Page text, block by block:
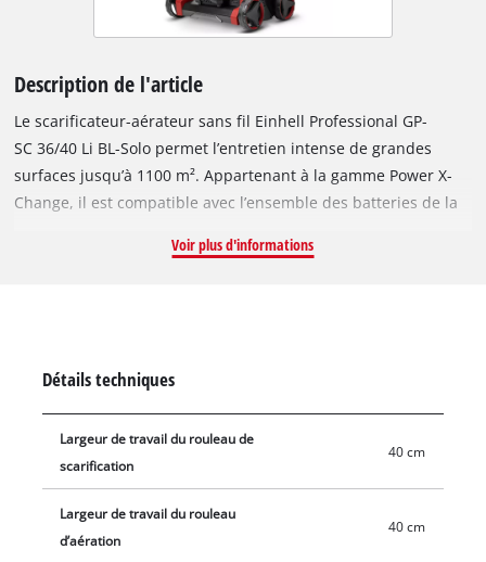
Description de l'article
Le scarificateur-aérateur sans fil Einhell Professional GP-
SC 36/40 Li BL-Solo permet l’entretien intense de grandes
surfaces jusqu’à 1100 m². Appartenant à la gamme Power X-
Change, il est compatible avec l’ensemble des batteries de la
un moteur sans charbon Einhell. Ce moteur sans charbon
propose quatre emplacements pour batteries : deux batteries
alimentent simultanément l’appareil et deux autres se
tiennent à disposition pour prolonger l’autonomie. L’indicateur
LED du niveau de charge de la batterie sur le guidon précise à
40 cm et le rouleau sur roulement à billes à 18 lames robustes
Voir plus d'informations
Détails techniques
Largeur de travail du rouleau de
scarification
40 cm
Largeur de travail du rouleau
d’aération
40 cm